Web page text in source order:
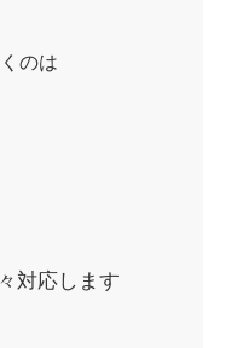
のは
対応します